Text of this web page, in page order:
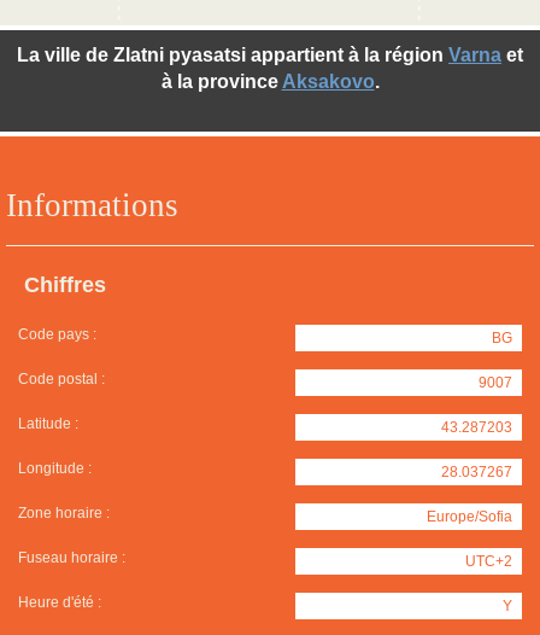
Informations
Chiffres
Code pays : BG
Code postal : 9007
Latitude : 43.287203
Longitude : 28.037267
Zone horaire : Europe/Sofia
Fuseau horaire : UTC+2
Heure d'été : Y
La ville de Zlatni pyasatsi appartient à la région Varna et
à la province Aksakovo.